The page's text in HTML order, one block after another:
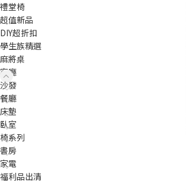
禮堂椅
超值新品
DIY超折扣
學生族精選
麻將桌
客廳
沙發
餐廳
床墊
臥室
椅系列
書房
家電
福利品出清